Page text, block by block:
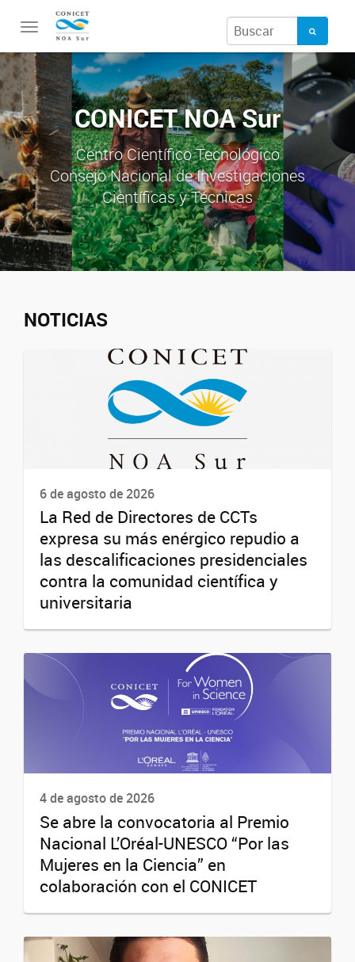
Toggle
navigation
CONICET NOA Sur
Centro Científico Tecnológico
Consejo Nacional de Investigaciones
Científicas y Técnicas
NOTICIAS
6 de agosto de 2026
La Red de Directores de CCTs
expresa su más enérgico repudio a
las descalificaciones presidenciales
contra la comunidad científica y
universitaria
4 de agosto de 2026
Se abre la convocatoria al Premio
Nacional L’Oréal-UNESCO “Por las
Mujeres en la Ciencia” en
colaboración con el CONICET